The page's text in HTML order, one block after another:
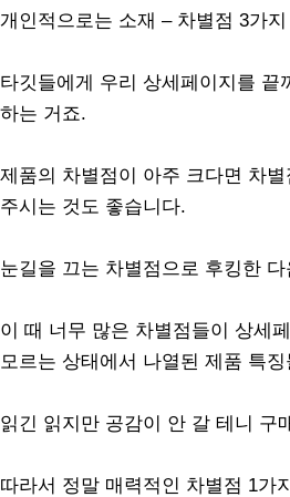
개인적으로는 소재 – 차별점 3가
타깃들에게 우리 상세페이지를
하는 거죠.
제품의 차별점이 아주 크다면 차
주시는 것도 좋습니다.
눈길을 끄는 차별점으로 후킹한
이 때 너무 많은 차별점들이 상세
모르는 상태에서 나열된 제품 특
읽긴 읽지만 공감이 안 갈 테니 구
따라서 정말 매력적인 차별점 1가